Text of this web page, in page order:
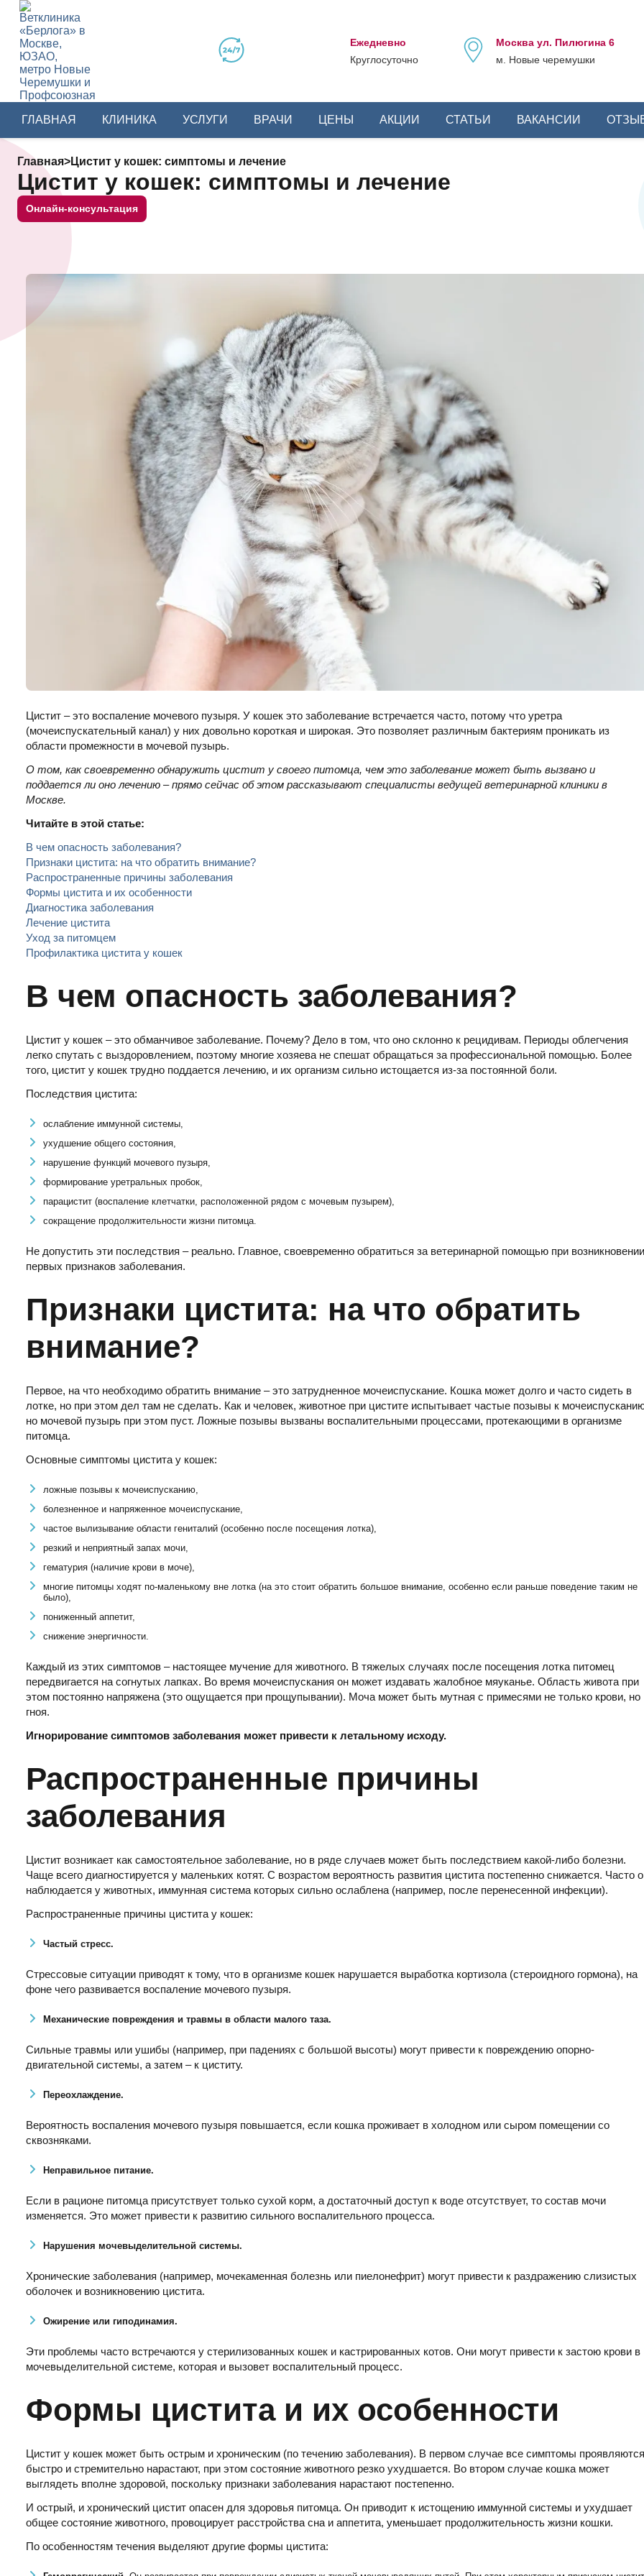
Ежедневно
Круглосуточно
Москва ул. Пилюгина 6
м. Новые черемушки
ГЛАВНАЯ КЛИНИКА УСЛУГИ ВРАЧИ ЦЕНЫ АКЦИИ СТАТЬИ ВАКАНСИИ
Главная>Цистит у кошек: симптомы и лечение
Цистит у кошек: симптомы и лечение
Онлайн-консультация
Цистит – это воспаление мочевого пузыря. У кошек это заболевание встречается часто, потому что уретра
(мочеиспускательный канал) у них довольно короткая и широкая. Это позволяет различным бактериям проникать из
области промежности в мочевой пузырь.
О том, как своевременно обнаружить цистит у своего питомца, чем это заболевание может быть вызвано и
поддается ли оно лечению – прямо сейчас об этом рассказывают специалисты ведущей ветеринарной клиники в
Москве.
Читайте в этой статье:
В чем опасность заболевания?
Признаки цистита: на что обратить внимание?
Распространенные причины заболевания
Формы цистита и их особенности
Диагностика заболевания
Лечение цистита
Уход за питомцем
Профилактика цистита у кошек
В чем опасность заболевания?
Цистит у кошек – это обманчивое заболевание. Почему? Дело в том, что оно склонно к рецидивам. Периоды облегчения
легко спутать с выздоровлением, поэтому многие хозяева не спешат обращаться за профессиональной помощью. Более
того, цистит у кошек трудно поддается лечению, и их организм сильно истощается из-за постоянной боли.
Последствия цистита:
ослабление иммунной системы,
ухудшение общего состояния,
нарушение функций мочевого пузыря,
формирование уретральных пробок,
парацистит (воспаление клетчатки, расположенной рядом с мочевым пузырем),
сокращение продолжительности жизни питомца.
Не допустить эти последствия – реально. Главное, своевременно обратиться за ветеринарной помощью при возникновении
первых признаков заболевания.
Признаки цистита: на что обратить
внимание?
Первое, на что необходимо обратить внимание – это затрудненное мочеиспускание. Кошка может долго и часто сидеть в
лотке, но при этом дел там не сделать. Как и человек, животное при цистите испытывает частые позывы к
но мочевой пузырь при этом пуст. Ложные позывы вызваны воспалительными процессами, протекающими в организме
питомца.
Основные симптомы цистита у кошек:
ложные позывы к мочеиспусканию,
болезненное и напряженное мочеиспускание,
частое вылизывание области гениталий (особенно после посещения лотка),
резкий и неприятный запах мочи,
гематурия (наличие крови в моче),
многие питомцы ходят по-маленькому вне лотка (на это стоит обратить большое внимание, особенно если раньше поведение таким не
было),
пониженный аппетит,
снижение энергичности.
Каждый из этих симптомов – настоящее мучение для животного. В тяжелых случаях после посещения лотка питомец
передвигается на согнутых лапках. Во время мочеиспускания он может издавать жалобное мяуканье. Область живота при
этом постоянно напряжена (это ощущается при прощупывании). Моча может быть мутная с примесями не только крови, но
гноя.
Игнорирование симптомов заболевания может привести к летальному исходу.
Распространенные причины
заболевания
Цистит возникает как самостоятельное заболевание, но в ряде случаев может быть последствием какой-либо болезни.
Чаще всего диагностируется у маленьких котят. С возрастом вероятность развития цистита постепенно снижается. Часто
наблюдается у животных, иммунная система которых сильно ослаблена (например, после перенесенной инфекции).
Распространенные причины цистита у кошек:
Частый стресс.
Стрессовые ситуации приводят к тому, что в организме кошек нарушается выработка кортизола (стероидного гормона), на
фоне чего развивается воспаление мочевого пузыря.
Механические повреждения и травмы в области малого таза.
Сильные травмы или ушибы (например, при падениях с большой высоты) могут привести к повреждению опорно-
двигательной системы, а затем – к циститу.
Переохлаждение.
Вероятность воспаления мочевого пузыря повышается, если кошка проживает в холодном или сыром помещении со
сквозняками.
Неправильное питание.
Если в рационе питомца присутствует только сухой корм, а достаточный доступ к воде отсутствует, то состав мочи
изменяется. Это может привести к развитию сильного воспалительного процесса.
Нарушения мочевыделительной системы.
Хронические заболевания (например, мочекаменная болезнь или пиелонефрит) могут привести к раздражению слизистых
оболочек и возникновению цистита.
Ожирение или гиподинамия.
Эти проблемы часто встречаются у стерилизованных кошек и кастрированных котов. Они могут привести к застою крови в
мочевыделительной системе, которая и вызовет воспалительный процесс.
Формы цистита и их особенности
Цистит у кошек может быть острым и хроническим (по течению заболевания). В первом случае все симптомы проявляются
быстро и стремительно нарастают, при этом состояние животного резко ухудшается. Во втором случае кошка может
выглядеть вполне здоровой, поскольку признаки заболевания нарастают постепенно.
И острый, и хронический цистит опасен для здоровья питомца. Он приводит к истощению иммунной системы и ухудшает
общее состояние животного, провоцирует расстройства сна и аппетита, уменьшает продолжительность жизни кошки.
По особенностям течения выделяют другие формы цистита: